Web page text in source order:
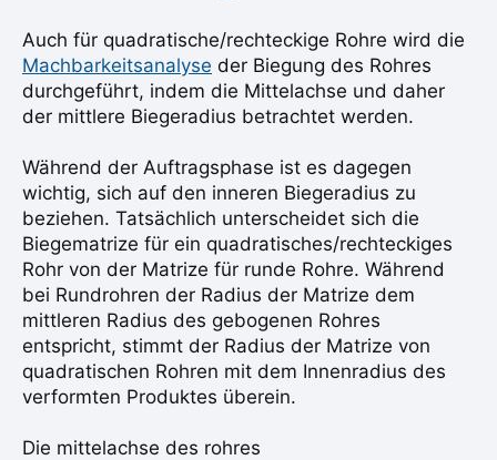
Auch für quadratische/rechteckige Rohre wird die
Machbarkeitsanalyse der Biegung des Rohres
durchgeführt, indem die Mittelachse und daher
der mittlere Biegeradius betrachtet werden.
Während der Auftragsphase ist es dagegen
wichtig, sich auf den inneren Biegeradius zu
beziehen. Tatsächlich unterscheidet sich die
Biegematrize für ein quadratisches/rechteckiges
Rohr von der Matrize für runde Rohre. Während
bei Rundrohren der Radius der Matrize dem
mittleren Radius des gebogenen Rohres
entspricht, stimmt der Radius der Matrize von
quadratischen Rohren mit dem Innenradius des
verformten Produktes überein.
Die mittelachse des rohres